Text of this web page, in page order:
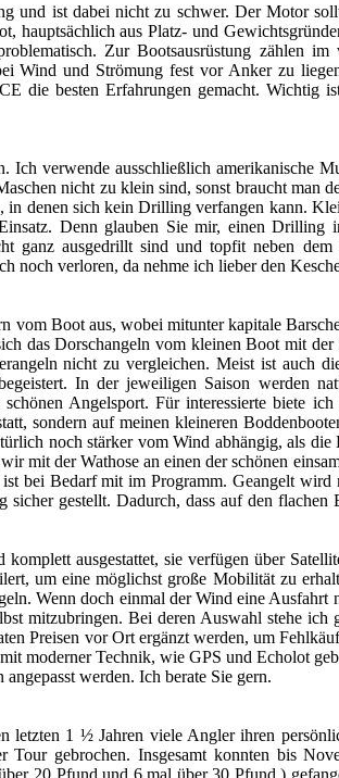
und ist dabei nicht zu schwer. Der Motor
hauptsächlich aus Platz- und
Zur Bootsausrüstung zählen
Wind und Strömung fest vor Anker zu
die besten Erfahrungen gemacht. Wichtig
verwende ausschließlich amerikanische
nicht zu klein sind, sonst braucht man
denen sich kein Drilling verfangen kann.
Denn glauben Sie mir, einen Drilling
ganz ausgedrillt sind und topfit neben
noch verloren, da nehme ich lieber den
Boot aus, wobei mitunter kapitale
das Dorschangeln vom kleinen Boot mit
nicht zu vergleichen. Meist ist auch
In der jeweiligen Saison werden
Angelsport. Für interessierte biete
sondern auf meinen kleineren
noch stärker vom Wind abhängig, als die
mit der Wathose an einen der schönen
bei Bedarf mit im Programm. Geangelt
gestellt. Dadurch, dass auf den flachen
ausgestattet, sie verfügen über
um eine möglichst große Mobilität zu
Wenn doch einmal der Wind eine Ausfahrt
mitzubringen. Bei deren Auswahl stehe ich
Preisen vor Ort ergänzt werden, um
moderner Technik, wie GPS und Echolot
werden. Ich berate Sie gern.
letzten 1 ½ Jahren viele Angler ihren
gebrochen. Insgesamt konnten bis
20 Pfund und 6 mal über 30 Pfund )